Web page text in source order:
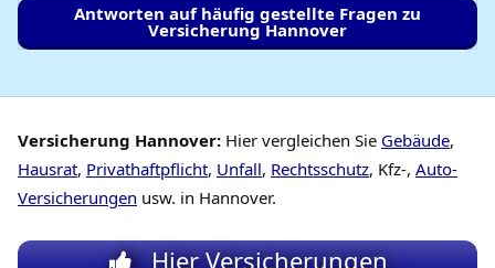
Antworten auf häufig gestellte Fragen zu
Versicherung Hannover
Versicherung Hannover: Hier vergleichen Sie Gebäude,
Hausrat, Privathaftpflicht, Unfall, Rechtsschutz, Kfz-, Auto-
Versicherungen usw. in Hannover.
Hier Versicherungen